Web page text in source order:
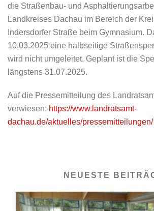
die Straßenbau- und
Landkreises Dachau im Bereich der
Indersdorfer Straße beim Gymnasium.
10.03.2025 eine halbseitige
wird nicht umgeleitet. Geplant ist die
längstens 31.07.2025.
Auf die Pressemitteilung des
verwiesen: https://www.landratsamt-
dachau.de/aktuelles/pressemitteilungen/
NEUESTE